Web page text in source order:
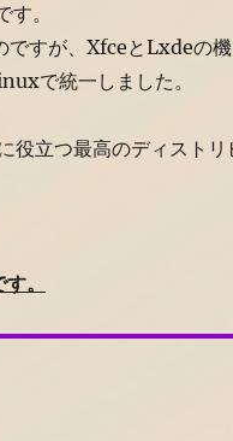
。
ですが、XfceとLxdeの機
で統一しました。
役立つ最高のディストリ
。